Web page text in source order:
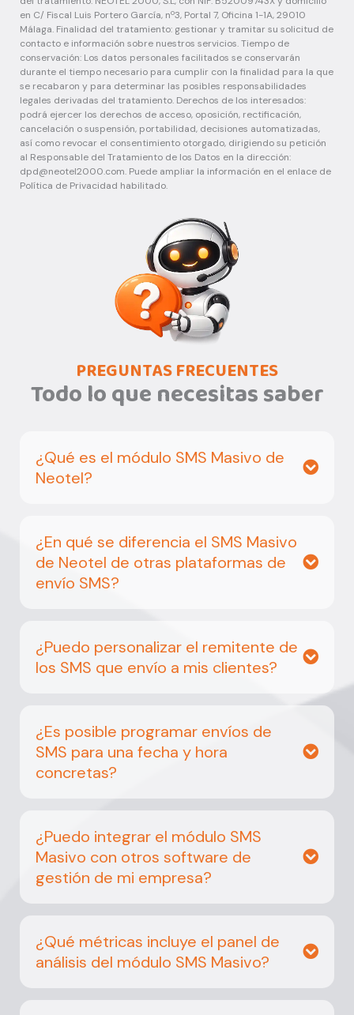
PREGUNTAS FRECUENTES
Todo lo que necesitas saber
¿Qué es el módulo SMS Masivo de
Neotel?
¿En qué se diferencia el SMS Masivo
de Neotel de otras plataformas de
envío SMS?
¿Puedo personalizar el remitente de
los SMS que envío a mis clientes?
¿Es posible programar envíos de
SMS para una fecha y hora
concretas?
¿Puedo integrar el módulo SMS
Masivo con otros software de
gestión de mi empresa?
¿Qué métricas incluye el panel de
análisis del módulo SMS Masivo?
en C/ Fiscal Luis Portero García, nº3, Portal 7, Oficina 1-1A, 29010
Málaga. Finalidad del tratamiento: gestionar y tramitar su solicitud de
contacto e información sobre nuestros servicios. Tiempo de
conservación: Los datos personales facilitados se conservarán
durante el tiempo necesario para cumplir con la finalidad para la que
se recabaron y para determinar las posibles responsabilidades
legales derivadas del tratamiento. Derechos de los interesados:
podrá ejercer los derechos de acceso, oposición, rectificación,
cancelación o suspensión, portabilidad, decisiones automatizadas,
así como revocar el consentimiento otorgado, dirigiendo su petición
al Responsable del Tratamiento de los Datos en la dirección:
dpd@neotel2000.com. Puede ampliar la información en el enlace de
Política de Privacidad habilitado.